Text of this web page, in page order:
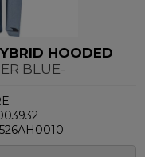
HOODED
BLUE-